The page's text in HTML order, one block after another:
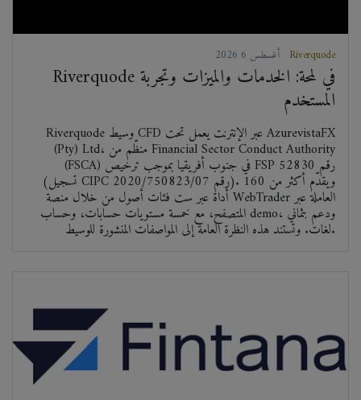
Riverquode
Riverquode في لمحة: الخدمات والميزات وتجربة
المستخدم
Riverquode وسيط CFD عبر الإنترنت يعمل تحت AzurevistaFX
(Pty) Ltd، منظّم من Financial Sector Conduct Authority
(FSCA) في جنوب أفريقيا بموجب ترخيص FSP رقم 52830
(تسجيل CIPC رقم 2020/750823/07). ويقدّم أكثر من 160
أداة عبر ست فئات أصول من خلال منصة WebTrader العاملة عبر
المتصفح، مع خمسة مستويات حسابات، وحساب demo، ودعم بثماني
لغات. وتستند هذه النظرة العامة إلى المواصفات المنشورة للوسيط.